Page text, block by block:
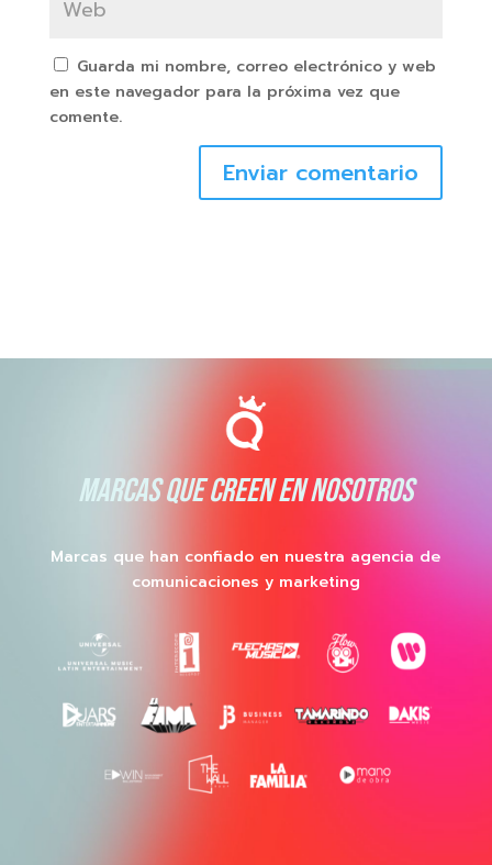
Guarda mi nombre, correo electrónico y web
en este navegador para la próxima vez que
comente.
Enviar comentario
MARCAS QUE CREEN EN NOSOTROS
Marcas que han confiado en nuestra agencia de
comunicaciones y marketing